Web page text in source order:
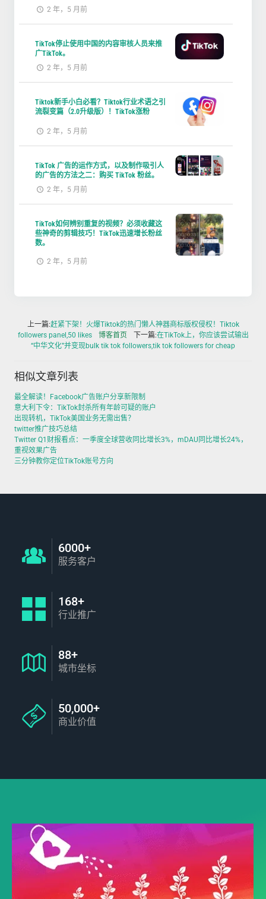
2 年，5 月前
TikTok停止使用中国的内容审核人员来推
广TikTok。
2 年，5 月前
Tiktok新手小白必看？Tiktok行业术语之引
流裂变篇（2.0升级版）！TikTok涨粉
2 年，5 月前
TikTok 广告的运作方式，以及制作吸引人
的广告的方法之二：购买 TikTok 粉丝。
2 年，5 月前
TikTok如何辨别重复的视频？必须收藏这
些神奇的剪辑技巧！TikTok迅速增长粉丝
数。
2 年，5 月前
上一篇:赶紧下架！火爆Tiktok的热门懒人神器商标版权侵权！Tiktok
followers panel,50 likes
博客首页 下一篇:在TikTok上，你应该尝试输出
“中华文化”并变现bulk tik tok followers,tik tok followers for cheap
相似文章列表
最全解读！Facebook广告账户分享新限制
意大利下令：TikTok封杀所有年龄可疑的账户
出现转机，TikTok美国业务无需出售？
twitter推广技巧总结
Twitter Q1财报看点：一季度全球营收同比增长3%，mDAU同比增长24%，
重视效果广告
三分钟教你定位TikTok账号方向
6000+
服务客户
168+
行业推广
88+
城市坐标
50,000+
商业价值